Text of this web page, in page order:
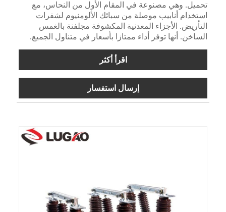
تحميل. وهي مصنوعة في المقام الأول من النحاس، مع
استخدام أنابيب موصلة من سبائك الألومنيوم لشفرات
التأريض. الأجزاء المعدنية المكشوفة مجلفنة بالغمس
الساخن. أنها توفر أداء ممتازا بأسعار في متناول الجميع.
اقرأ أكثر
إرسال استفسار